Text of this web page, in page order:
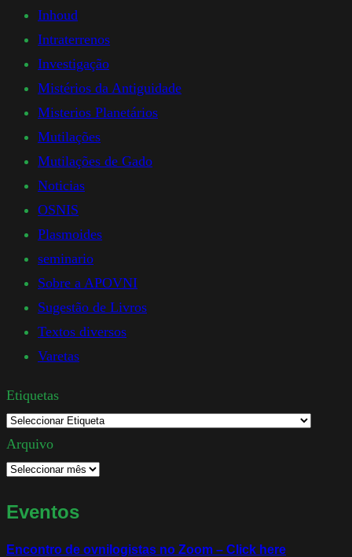
Inhoud
Intraterrenos
Investigação
Mistérios da Antiguidade
Misterios Planetários
Mutilações
Mutilações de Gado
Noticias
OSNIS
Plasmoides
seminario
Sobre a APOVNI
Sugestão de Livros
Textos diversos
Varetas
Etiquetas
Arquivo
Eventos
Encontro de ovnilogistas no Zoom – Click here